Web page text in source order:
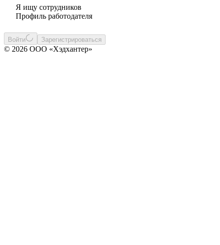
Я ищу сотрудников
Профиль работодателя
Войти Зарегистрироваться
© 2026 ООО «Хэдхантер»